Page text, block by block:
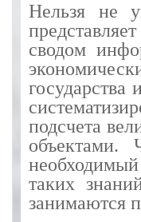
Нельзя не
сводом
подсчета
объектами.
таких
занимаются